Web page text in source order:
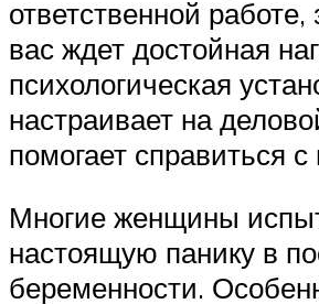
ответственной работе,
вас ждет достойная
психологическая
настраивает на
помогает справиться с
Многие женщины
настоящую панику в
беременности.